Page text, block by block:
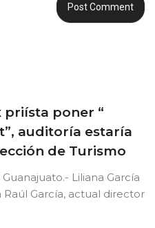
priísta poner “
auditoría estaría
de Turismo
Liliana García
Raúl García, actual director